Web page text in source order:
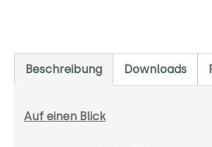
Beschreibung Downloads
Auf einen Blick